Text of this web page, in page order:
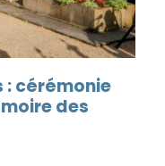
: cérémonie
des